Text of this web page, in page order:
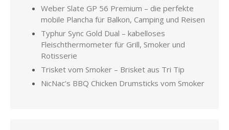
Weber Slate GP 56 Premium – die perfekte
mobile Plancha für Balkon, Camping und Reisen
Typhur Sync Gold Dual – kabelloses
Fleischthermometer für Grill, Smoker und
Rotisserie
Trisket vom Smoker – Brisket aus Tri Tip
NicNac’s BBQ Chicken Drumsticks vom Smoker